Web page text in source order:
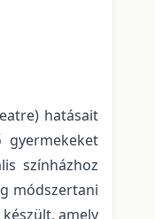
hatásait
gyermekeket
színházhoz
módszertani
amely